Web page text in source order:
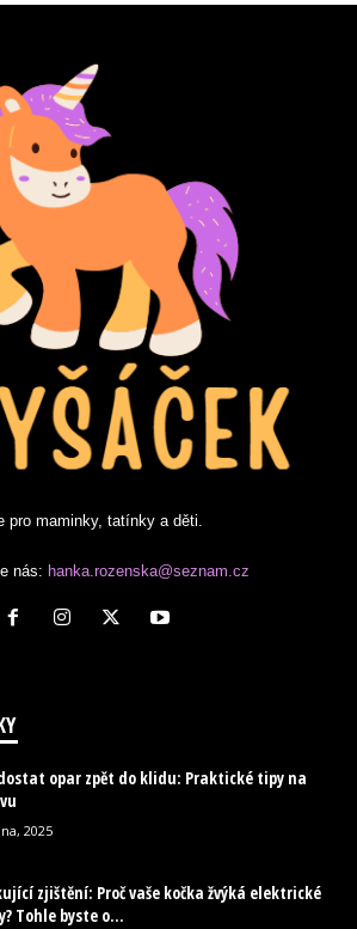
pro maminky, tatínky a děti.
nás: hanka.rozenska@seznam.cz
opar zpět do klidu: Praktické tipy na
2025
zjištění: Proč vaše kočka žvýká elektrické
Tohle byste o...